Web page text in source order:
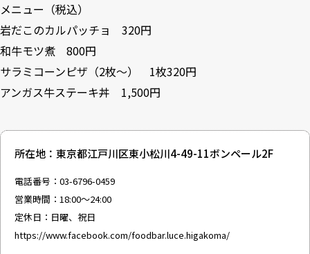
メニュー（税込）
岩だこのカルパッチョ 320円
和牛モツ煮 800円
サラミコーンピザ（2枚～） 1枚320円
アンガス牛ステーキ丼 1,500円
所在地：東京都江戸川区東小松川4-49-11ボンペール2F
電話番号：03-6796-0459
営業時間：18:00～24:00
定休日：日曜、祝日
https://www.facebook.com/foodbar.luce.higakoma/